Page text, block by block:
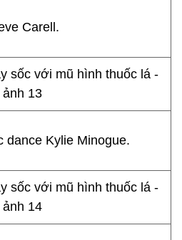
Carell.
dance Kylie Minogue.